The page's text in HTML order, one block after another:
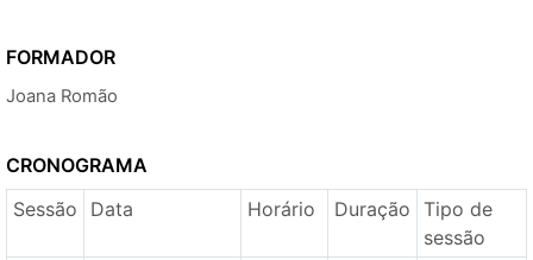
FORMADOR
Joana Romão
CRONOGRAMA
Sessão
Data Horário Duração Tipo de
sessão